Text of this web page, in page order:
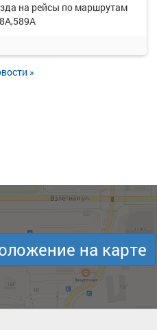
на рейсы по маршрутам
»
на карте